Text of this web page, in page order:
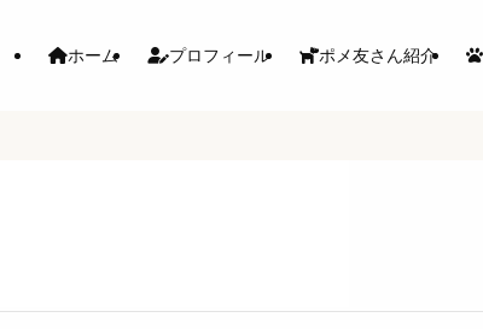
ホーム プロフィール ポメ友さん紹介